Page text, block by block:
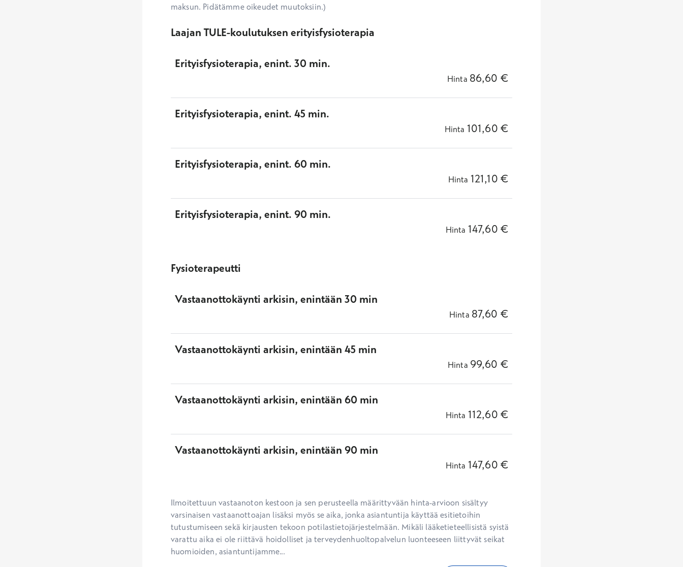
maksun. Pidätämme oikeudet muutoksiin.)
Laajan TULE-koulutuksen erityisfysioterapia
Erityisfysioterapia, enint. 30 min.
Hinta 86,60 €
Erityisfysioterapia, enint. 45 min.
Hinta 101,60 €
Erityisfysioterapia, enint. 60 min.
Hinta 121,10 €
Erityisfysioterapia, enint. 90 min.
Hinta 147,60 €
Fysioterapeutti
Vastaanottokäynti arkisin, enintään 30 min
Hinta 87,60 €
Vastaanottokäynti arkisin, enintään 45 min
Hinta 99,60 €
Vastaanottokäynti arkisin, enintään 60 min
Hinta 112,60 €
Vastaanottokäynti arkisin, enintään 90 min
Hinta 147,60 €
Ilmoitettuun vastaanoton kestoon ja sen perusteella määrittyvään hinta-arvioon sisältyy
varsinaisen vastaanottoajan lisäksi myös se aika, jonka asiantuntija käyttää esitietoihin
tutustumiseen sekä kirjausten tekoon potilastietojärjestelmään. Mikäli lääketieteellisistä syistä
varattu aika ei ole riittävä hoidolliset ja terveydenhuoltopalvelun luonteeseen liittyvät seikat
huomioiden, asiantuntijamme...